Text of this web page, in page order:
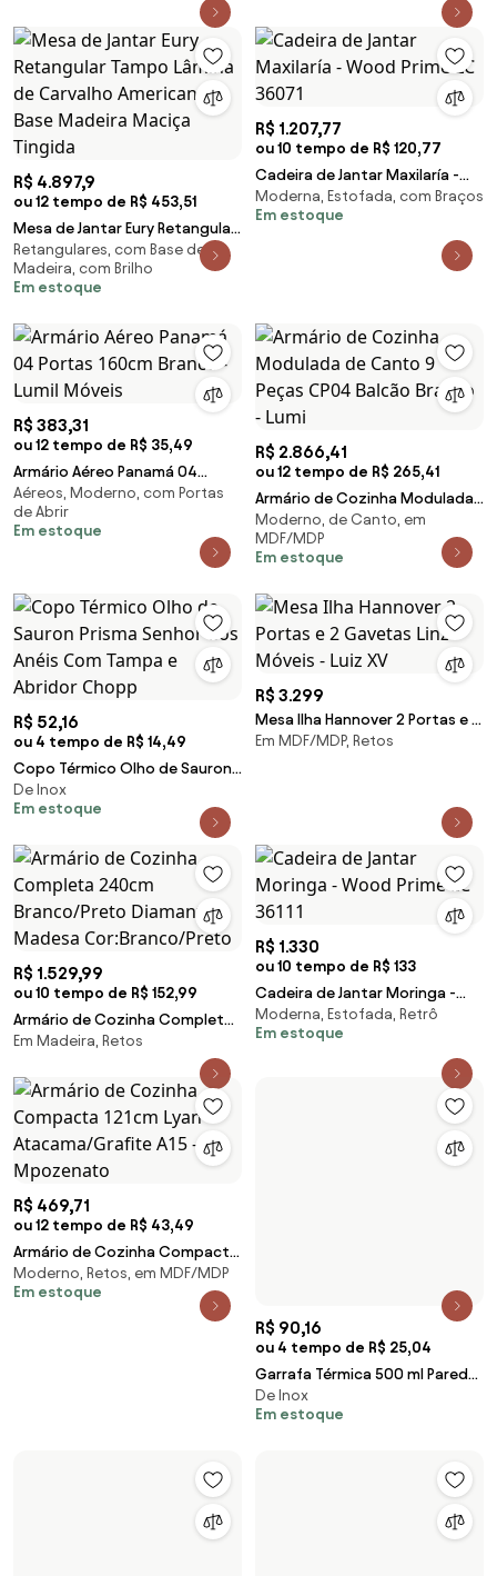
R$ 4.897,9
ou 12 tempo de R$ 453,51
Mesa de Jantar Eury Retangular
Tampo Lâmina de Carvalho
Americano Base Madeira
Maciça Tingida
Retangulares, com Base de
Madeira, com Brilho
Em estoque
R$ 1.207,77
ou 10 tempo de R$ 120,77
Cadeira de Jantar Maxilaría -
Wood Prime LC 36071
Moderna, Estofada, com Braços
Em estoque
R$ 383,31
ou 12 tempo de R$ 35,49
Armário Aéreo Panamá 04
Portas 160cm Branco - Lumil
Móveis
Aéreos, Moderno, com Portas
de Abrir
Em estoque
R$ 2.866,41
ou 12 tempo de R$ 265,41
Armário de Cozinha Modulada
de Canto 9 Peças CP04 Balcão
Branco - Lumi
Moderno, de Canto, em
MDF/MDP
Em estoque
R$ 52,16
ou 4 tempo de R$ 14,49
Copo Térmico Olho de Sauron
Prisma Senhor dos Anéis Com
Tampa e Abridor Chopp
De Inox
Em estoque
R$ 3.299
Mesa Ilha Hannover 2 Portas e 2
Gavetas Linz Móveis - Luiz XV
Em MDF/MDP, Retos
R$ 1.529,99
ou 10 tempo de R$ 152,99
Armário de Cozinha Completa
240cm Branco/Preto Diamante
Madesa Cor:Branco/Preto
Em Madeira, Retos
R$ 1.330
ou 10 tempo de R$ 133
Cadeira de Jantar Moringa -
Wood Prime LC 36111
Moderna, Estofada, Retrô
Em estoque
R$ 469,71
ou 12 tempo de R$ 43,49
Armário de Cozinha Compacta
121cm Lyan Atacama/Grafite A15
- Mpozenato
Moderno, Retos, em MDF/MDP
Em estoque
Aéreos, Moderno, com Brilho
Cadeira Tramontina Safira em
Polipropileno e Fibra de Vidro